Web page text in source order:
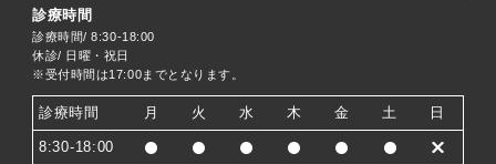
診療時間
診療時間/ 8:30-18:00
休診/ 日曜・祝日
※受付時間は17:00までとなります。
診療時間 月 火 水 木 金 土 日
8:30-18:00